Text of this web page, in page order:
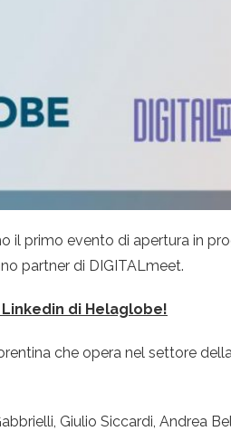
il primo evento di apertura in
partner di DIGITALmeet.
di Helaglobe!
che opera nel settore
Giulio Siccardi, Andrea